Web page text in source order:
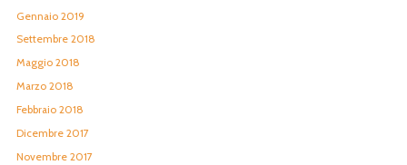
Gennaio 2019
Settembre 2018
Maggio 2018
Marzo 2018
Febbraio 2018
Dicembre 2017
Novembre 2017